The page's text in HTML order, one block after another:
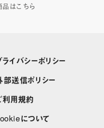
品はこちら
ライバシーポリシー
部送信ポリシー
利用規約
について